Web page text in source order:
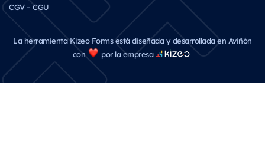
La herramienta Kizeo Forms está diseñada y desarrollada en Aviñón
con
por la empresa
CGV – CGU